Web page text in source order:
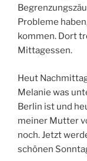
Probleme
kommen. Dort
Mittagessen.
Heut
Melanie was
Berlin ist und
meiner Mutter
noch. Jetzt
schönen